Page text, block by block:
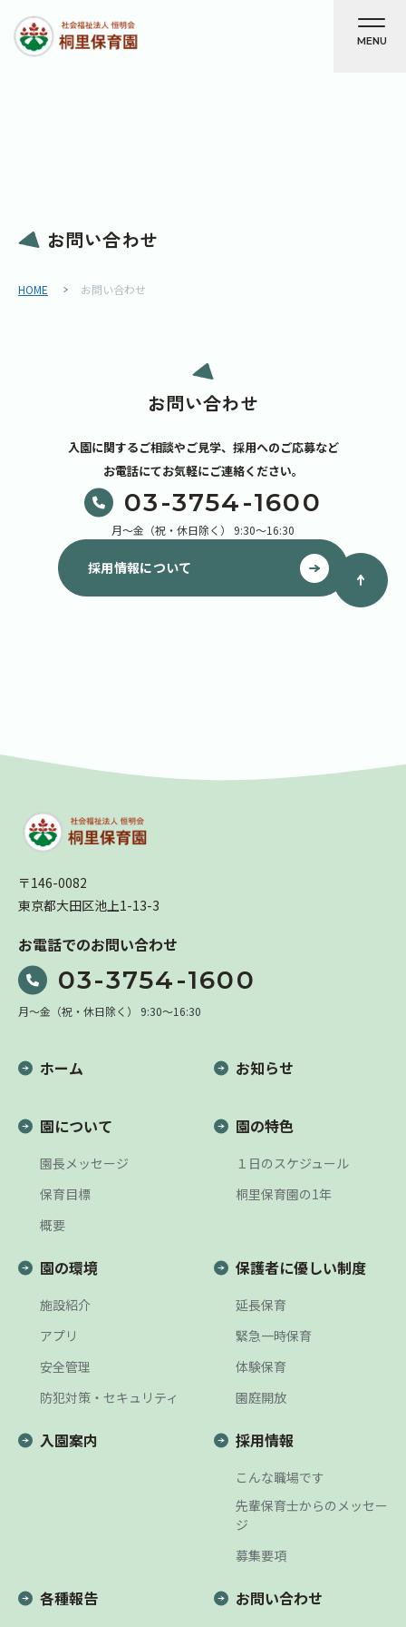
MENU
お問い合わせ
HOME お問い合わせ
お問い合わせ
入園に関するご相談やご見学、採用へのご応募など
お電話にてお気軽にご連絡ください。
03-3754-1600
月～金（祝・休日除く） 9:30～16:30
採用情報について
〒146-0082
東京都大田区池上1-13-3
お電話でのお問い合わせ
03-3754-1600
月～金（祝・休日除く） 9:30～16:30
ホーム お知らせ
園について
園長メッセージ
保育目標
概要
園の特色
１日のスケジュール
桐里保育園の1年
園の環境
施設紹介
アプリ
安全管理
防犯対策・セキュリティ
保護者に優しい制度
延長保育
緊急一時保育
体験保育
園庭開放
入園案内 採用情報
こんな職場です
先輩保育士からのメッセー
ジ
募集要項
各種報告 お問い合わせ